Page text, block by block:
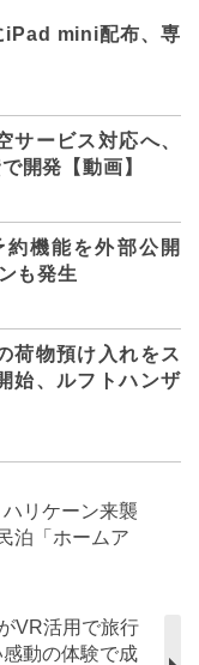
iPad mini配布、専
サービス対応へ、
開発【動画】
機能を外部公開
も発生
荷物預け入れをス
始、ルフトハンザ
リケーン来襲
泊「ホームア
VR活用で旅行
動の体験で成